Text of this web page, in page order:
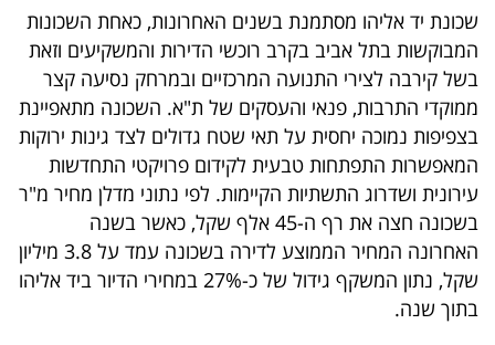
שיתופי
פעולה
דרושים
ניוזלטרים
מייל
אדום
שכונת יד אליהו מסתמנת בשנים האחרונות, כאחת השכונות
המבוקשות בתל אביב בקרב רוכשי הדירות והמשקיעים וזאת
בשל קירבה לצירי התנועה המרכזיים ובמרחק נסיעה קצר
ממוקדי התרבות, פנאי והעסקים של ת"א. השכונה מתאפיינת
בצפיפות נמוכה יחסית על תאי שטח גדולים לצד גינות ירוקות
המאפשרות התפתחות טבעית לקידום פרויקטי התחדשות
עירונית ושדרוג התשתיות הקיימות. לפי נתוני מדלן מחיר מ"ר
בשכונה חצה את רף ה-45 אלף שקל, כאשר בשנה
האחרונה המחיר הממוצע לדירה בשכונה עמד על 3.8 מיליון
שקל, נתון המשקף גידול של כ-27% במחירי הדיור ביד אליהו
בתוך שנה.